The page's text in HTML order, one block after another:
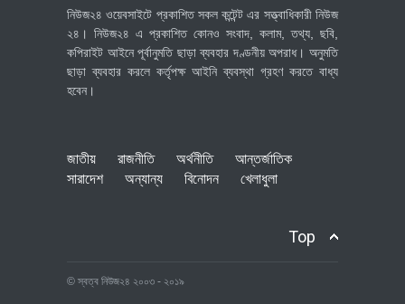
নিউজ২৪ ওয়েবসাইটে প্রকাশিত সকল কন্টেন্ট এর সত্ত্বাধিকারী নিউজ
২৪। নিউজ২৪ এ প্রকাশিত কোনও সংবাদ, কলাম, তথ্য, ছবি,
কপিরাইট আইনে পূর্বানুমতি ছাড়া ব্যবহার দণ্ডনীয় অপরাধ। অনুমতি
ছাড়া ব্যবহার করলে কর্তৃপক্ষ আইনি ব্যবস্থা গ্রহণ করতে বাধ্য
হবেন।
জাতীয় রাজনীতি অর্থনীতি
আন্তর্জাতিক
সারাদেশ
অন্যান্য বিনোদন খেলাধুলা
Top
© স্বত্ব নিউজ২৪ ২০০৩ - ২০১৯